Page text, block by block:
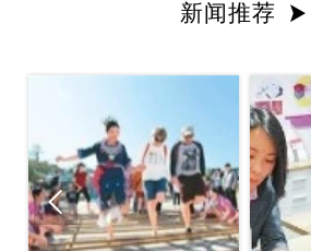
新闻推荐 
